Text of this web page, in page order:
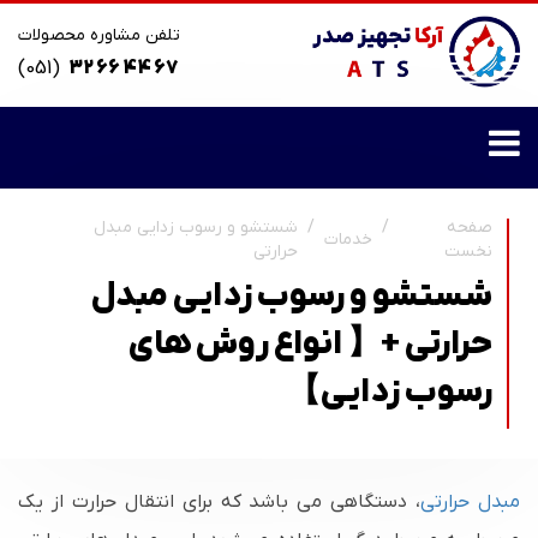
تلفن مشاوره محصولات
(051) 32 66 44 67
صفحه
نخست
خدمات
شستشو و رسوب زدایی مبدل
حرارتی
شستشو و رسوب زدایی مبدل
حرارتی +【 انواع روش های
رسوب زدایی】
مبدل حرارتی، دستگاهی می باشد که برای انتقال حرارت از یک